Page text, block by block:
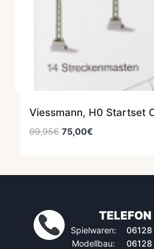
Viessmann, H0 Startset
99,95€ Ursprünglicher
99,95€
75,00€Aktueller
75,00€.
TELEFON
Spielwaren:
06128
Modellbau:
06128